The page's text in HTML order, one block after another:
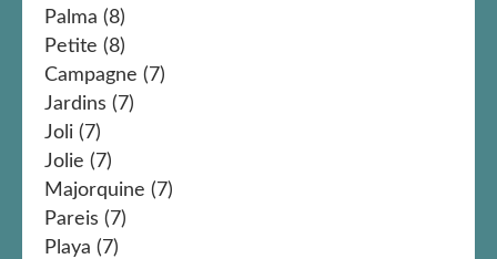
Palma (8)
Petite (8)
Campagne (7)
Jardins (7)
Joli (7)
Jolie (7)
Majorquine (7)
Pareis (7)
Playa (7)